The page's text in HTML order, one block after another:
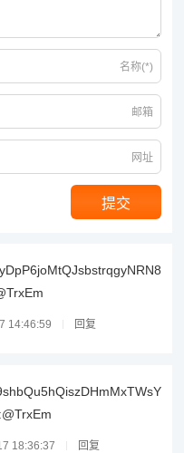
名称(*)
邮箱
网址
14:46:59 回复
18:36:37 回复